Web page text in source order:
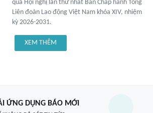
quả Hội nghị lần thứ nhất Ban Chấp hành Tổng
Liên đoàn Lao động Việt Nam khóa XIV, nhiệm
kỳ 2026-2031.
XEM THÊM
ỨNG DỤNG BÁO MỚI